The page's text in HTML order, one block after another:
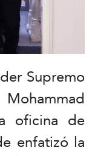
Supremo
oficina de
enfatizó la